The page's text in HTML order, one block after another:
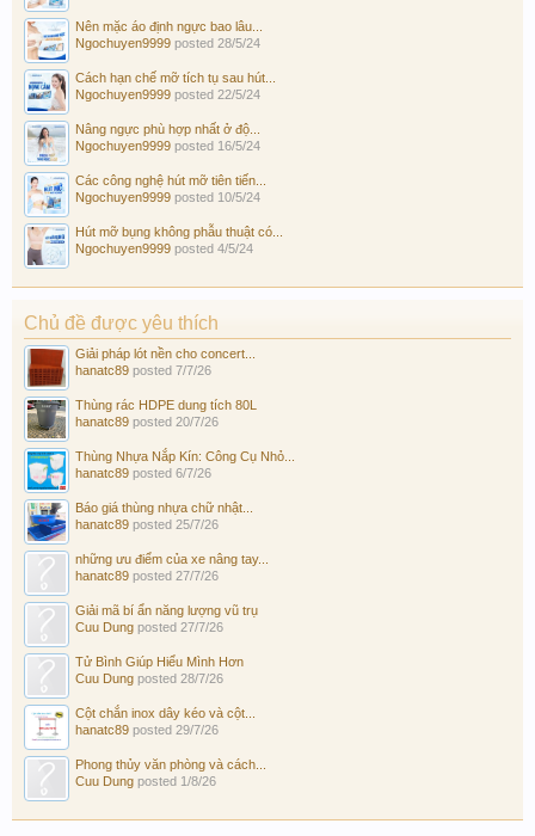
Nên mặc áo định ngực bao lâu...
Ngochuyen9999 posted 28/5/24
Cách hạn chế mỡ tích tụ sau hút...
Ngochuyen9999 posted 22/5/24
Nâng ngực phù hợp nhất ở độ...
Ngochuyen9999 posted 16/5/24
Các công nghệ hút mỡ tiên tiến...
Ngochuyen9999 posted 10/5/24
Hút mỡ bụng không phẫu thuật có...
Ngochuyen9999 posted 4/5/24
Chủ đề được yêu thích
Giải pháp lót nền cho concert...
hanatc89 posted 7/7/26
Thùng rác HDPE dung tích 80L
hanatc89 posted 20/7/26
Thùng Nhựa Nắp Kín: Công Cụ Nhỏ...
hanatc89 posted 6/7/26
Báo giá thùng nhựa chữ nhật...
hanatc89 posted 25/7/26
những ưu điểm của xe nâng tay...
hanatc89 posted 27/7/26
Giải mã bí ẩn năng lượng vũ trụ
Cuu Dung posted 27/7/26
Tử Bình Giúp Hiểu Mình Hơn
Cuu Dung posted 28/7/26
Cột chắn inox dây kéo và cột...
hanatc89 posted 29/7/26
Phong thủy văn phòng và cách...
Cuu Dung posted 1/8/26